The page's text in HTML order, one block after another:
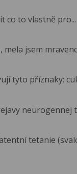
co to vlastně pro...
jsem
tyto příznaky:
neurogennej
tetanie